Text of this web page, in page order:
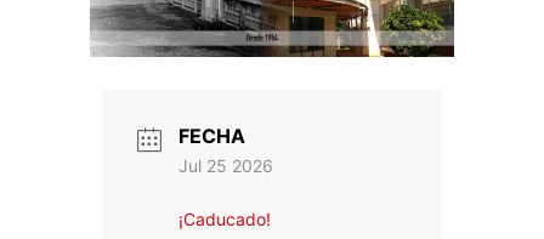
FECHA
Jul 25 2026
¡Caducado!